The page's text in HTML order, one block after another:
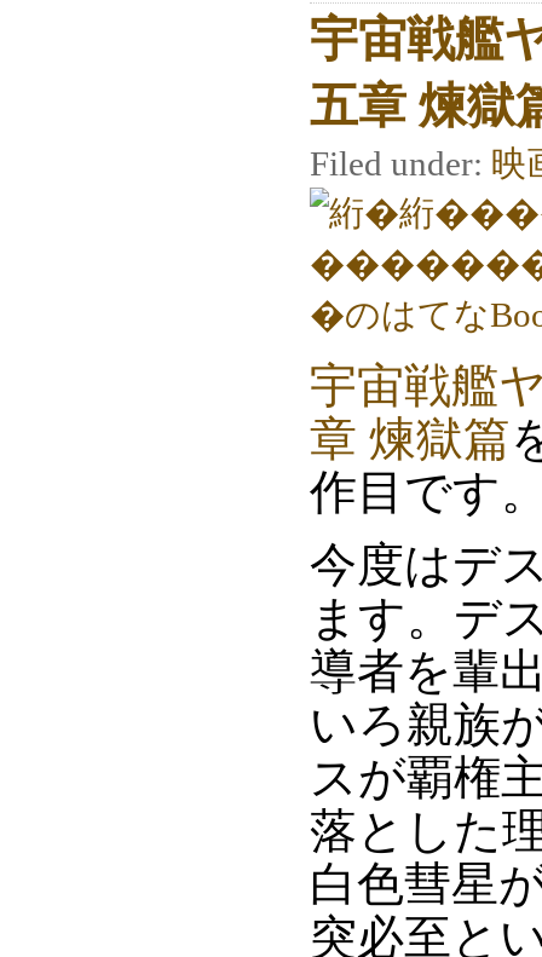
宇宙戦艦
五章 煉獄
Filed under: 映
宇宙戦艦
章 煉獄篇
作目です
今度はデ
ます。デ
導者を輩
いろ親族
スが覇権
落とした
白色彗星
突必至と